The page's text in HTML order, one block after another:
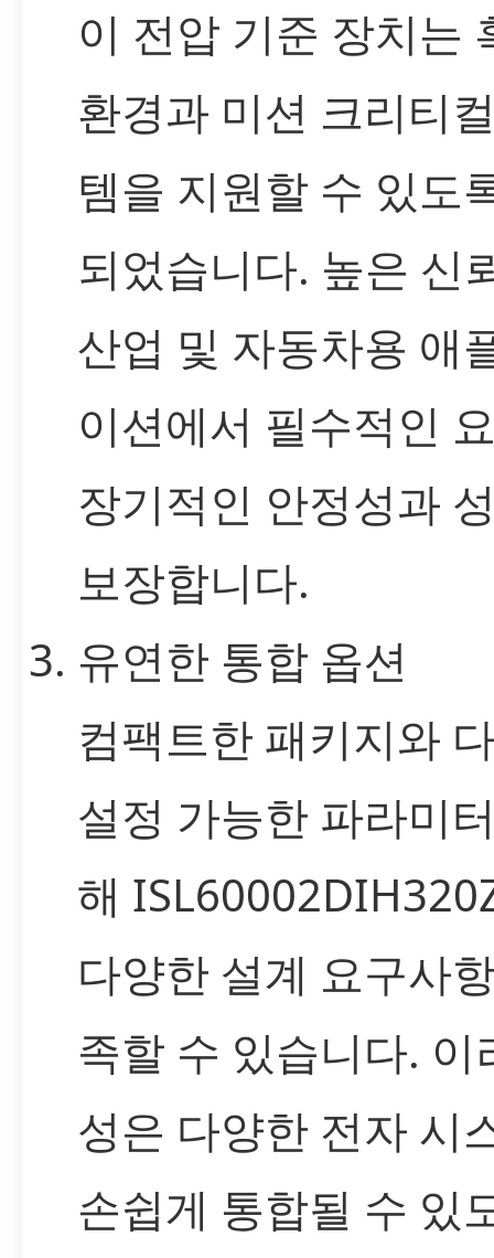
이 전압 기준 장치는
환경과 미션 크리티
템을 지원할 수 있도
되었습니다. 높은 신
산업 및 자동차용 애
이션에서 필수적인
장기적인 안정성과
보장합니다.
유연한 통합 옵션
컴팩트한 패키지와
설정 가능한 파라미
해
다양한 설계 요구사
족할 수 있습니다. 이
성은 다양한 전자 시
손쉽게 통합될 수 있